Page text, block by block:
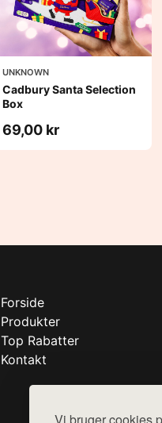
UNKNOWN
Cadbury Santa Selection
Box
69,00 kr
Forside
Produkter
Top Rabatter
Kontakt